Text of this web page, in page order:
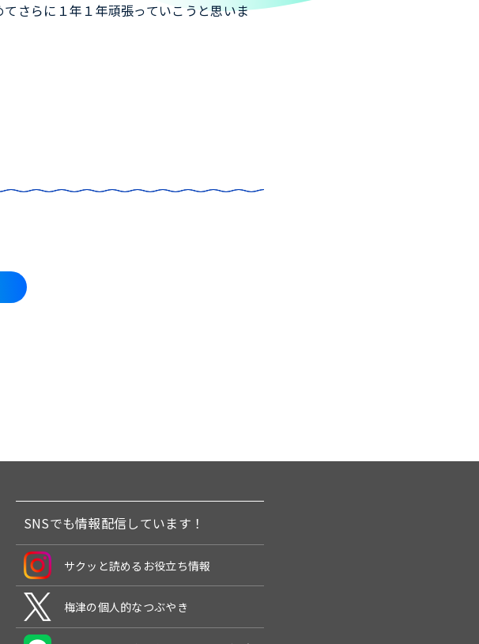
さらに１年１年頑張っていこうと思いま
SNSでも情報配信しています！
サクッと読めるお役立ち情報
梅津の個人的なつぶやき